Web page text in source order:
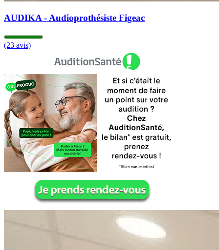
AUDIKA - Audioprothésiste Figeac
(23 avis)